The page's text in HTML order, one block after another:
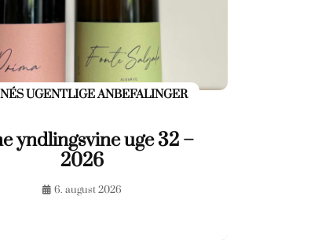
UGENTLIGE ANBEFALINGER
yndlingsvine uge 32 –
2026
6. august 2026